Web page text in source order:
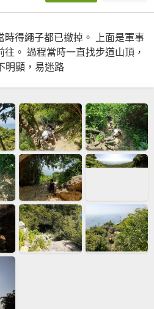
得繩子都已撤掉。 上面是軍事
。 過程當時一直找步道山頂，
明顯，易迷路